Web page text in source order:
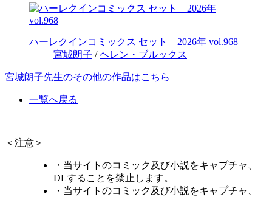
ハーレクインコミックス セット 2026年 vol.968
宮城朗子 /ヘレン・ブルックス
宮城朗子先生のその他の作品はこちら
一覧へ戻る
＜注意＞
・当サイトのコミック及び小説をキャプチャ、
DLすることを禁止します。
・当サイトのコミック及び小説をキャプチャ、